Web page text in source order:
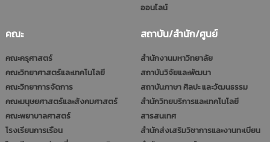
ออนไลน์
คณะ
คณะครุศาสตร์
คณะวิทยาศาสตร์และเทคโนโลยี
คณะวิทยาการจัดการ
คณะมนุษยศาสตร์และสังคมศาสตร์
คณะพยาบาลศาสตร์
โรงเรียนการเรือน
สถาบัน/สำนัก/ศูนย์
สำนักงานมหาวิทยาลัย
สถาบันวิจัยและพัฒนา
สถาบันภาษา ศิลปะ และวัฒนธรรม
สำนักวิทยบริการและเทคโนโลยี
สารสนเทศ
สำนักส่งเสริมวิชาการและงานทะเบียน